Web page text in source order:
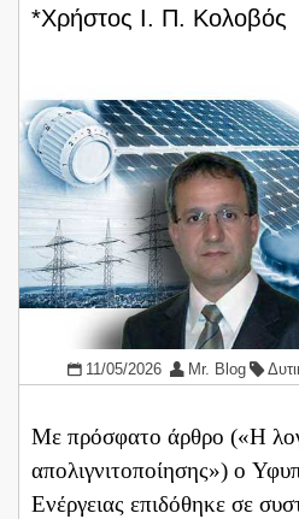
*Χρήστος Ι. Π. Κολοβός
11/05/2026 Mr. Blog
Mε πρόσφατο άρθρο («Η
απολιγνιτοποίησης») o
Ενέργειας επιδόθηκε σε